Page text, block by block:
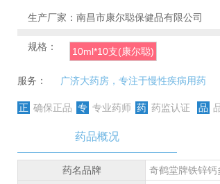
生产厂家： 南昌市康尔聪保健品有限公司
规格： 10ml*10支(康尔聪)
服务： 广济大药房，专注于慢性疾病用药
正 确保正品 专 专业药师 药 药监认证 品
药品概况
药名品牌
奇鹤堂牌铁锌